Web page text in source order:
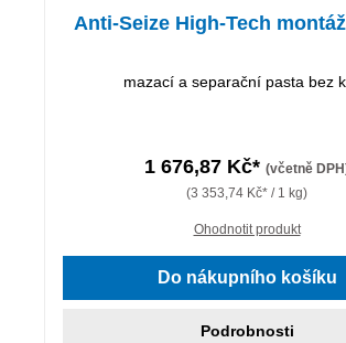
Anti-Seize High-Tech
mazací a separační pasta bez
1 676,87 Kč* (včetně
(3 353,74 Kč* / 1 kg)
Ohodnotit produkt
Do nákupního košíku
Podrobnosti